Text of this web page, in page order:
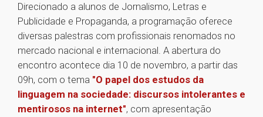
Direcionado a alunos de Jornalismo, Letras e
Publicidade e Propaganda, a programação oferece
diversas palestras com profissionais renomados no
mercado nacional e internacional. A abertura do
encontro acontece dia 10 de novembro, a partir das
09h, com o tema "O papel dos estudos da
linguagem na sociedade: discursos intolerantes e
mentirosos na internet", com apresentação